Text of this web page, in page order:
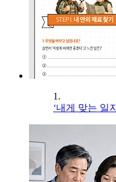
1.
‘내게 맞는 일